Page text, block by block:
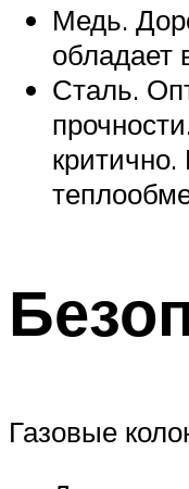
Медь.
обладает
Сталь.
Газовые